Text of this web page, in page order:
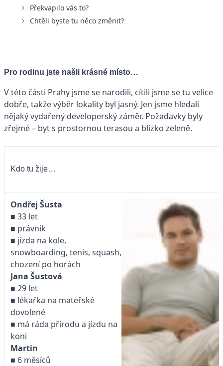
Překvapilo vás to?
Chtěli byste tu něco změnit?
Pro rodinu jste našli krásné místo…
V této části Prahy jsme se narodili, cítili jsme se tu velice
dobře, takže výběr lokality byl jasný. Jen jsme hledali
nějaký vydařený developerský záměr. Požadavky byly
zřejmé – byt s prostornou terasou a blízko zeleně.
Kdo tu žije…
Ondřej Šusta
■ 33 let
■ právník
■ jízda na kole,
snowboarding, tenis, squash,
chození po horách
Jana Šustová
■ 29 let
■ lékařka na mateřské
dovolené
■ má ráda přírodu a jízdu na
koni
Martin
■ 6 měsíců